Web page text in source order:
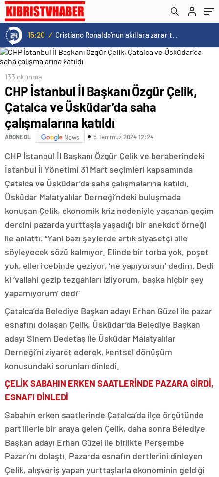
15:20 / Cristiano Ronaldo’nun akıllara zarar tüm kariyerinin istatistiğini çıkardık !
133 okunma
CHP İstanbul İl Başkanı Özgür Çelik,
Çatalca ve Üsküdar’da saha
çalışmalarına katıldı
ABONE OL News 5 Temmuz 2024 12:24
CHP İstanbul İl Başkanı Özgür Çelik ve beraberindeki
İstanbul İl Yönetimi 31 Mart seçimleri kapsamında
Çatalca ve Üsküdar’da saha çalışmalarına katıldı.
Üsküdar Malatyalılar Derneği’ndeki buluşmada
konuşan Çelik, ekonomik kriz nedeniyle yaşanan geçim
derdini pazarda yurttaşla yaşadığı bir anekdot örneği
ile anlattı: “Yani bazı şeylerde artık siyasetçi bile
söyleyecek sözü kalmıyor. Elinde bir torba yok, poşet
yok, elleri cebinde geziyor, ‘ne yapıyorsun’ dedim. Dedi
ki ‘vallahi gezip tezgahları izliyorum, başka hiçbir şey
yapamıyorum’ dedi”
Çatalca’da Belediye Başkan adayı Erhan Güzel ile pazar
esnafını dolaşan Çelik, Üsküdar’da Belediye Başkan
adayı Sinem Dedetaş ile Üsküdar Malatyalılar
Derneği’ni ziyaret ederek, kentsel dönüşüm
konusundaki sorunları dinledi.
ÇELİK SABAHIN ERKEN SAATLERİNDE PAZARA GİRDİ,
ESNAFI DİNLEDİ
Sabahın erken saatlerinde Çatalca’da ilçe örgütünde
partililerle bir araya gelen Çelik, daha sonra Belediye
Başkan adayı Erhan Güzel ile birlikte Perşembe
Pazarı’nı dolaştı. Pazarda esnafın dertlerini dinleyen
Çelik, alışveriş yapan yurttaşlarla ekonominin geldiği